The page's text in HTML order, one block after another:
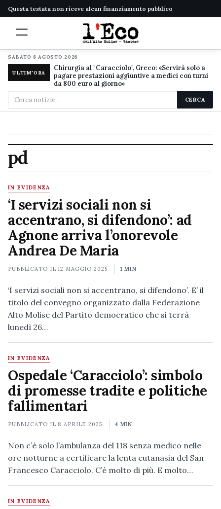
Questa testata non riceve alcun finanziamento pubblico
SABATO 8 AGOSTO 2026
ULTIM'ORA
Chirurgia al "Caracciolo", Greco: «Servirà solo a
pagare prestazioni aggiuntive a medici con turni
da 800 euro al giorno»
Cerca
nel
CERCA
pd
IN EVIDENZA
‘I servizi sociali non si
accentrano, si difendono’: ad
Agnone arriva l’onorevole
Andrea De Maria
PUBBLICATO IL12 MAGGIO 2025 1 MIN
‘I servizi sociali non si accentrano, si difendono’. E’ il
titolo del convegno organizzato dalla Federazione
Alto Molise del Partito democratico che si terrà
lunedì 26…
IN EVIDENZA
Ospedale ‘Caracciolo’: simbolo
di promesse tradite e politiche
fallimentari
PUBBLICATO IL 8 APRILE 2025 4 MIN
Non c’è solo l’ambulanza del 118 senza medico nelle
ore notturne a certificare la lenta eutanasia del San
Francesco Caracciolo. C’è molto di più. E molto…
IN EVIDENZA